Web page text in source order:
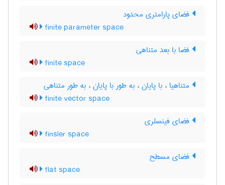
فضای پارامتری محدود
finite parameter space
فضا با بعد متناهی
finite space
متناهیا ، با پایان ، به طور با پایان ، به طور متناهی
finite vector space
فضای فینسلری
finsler space
فضای مسطح
flat space